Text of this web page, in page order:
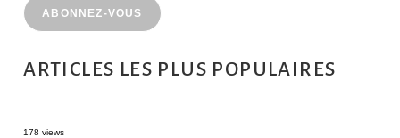
ABONNEZ-VOUS
ARTICLES LES PLUS POPULAIRES
178 views